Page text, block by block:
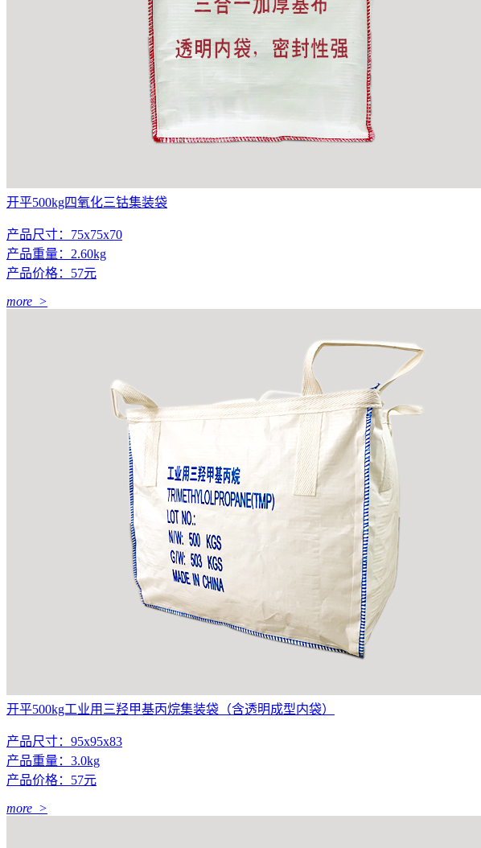
开平500kg四氧化三钴集装袋
产品尺寸：75x75x70
产品重量：2.60kg
产品价格：57元
more >
开平500kg工业用三羟甲基丙烷集装袋（含透明成型内袋）
产品尺寸：95x95x83
产品重量：3.0kg
产品价格：57元
more >